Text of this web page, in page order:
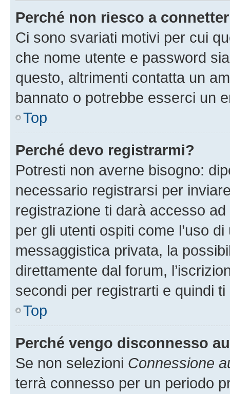
Perché non riesco a
Ci sono svariati motivi per cui
che nome utente e password
questo, altrimenti contatta un
bannato o potrebbe esserci un
Top
Perché devo registrarmi?
Potresti non averne bisogno:
necessario registrarsi per
registrazione ti darà accesso
per gli utenti ospiti come l’uso
messaggistica privata, la
direttamente dal forum,
secondi per registrarti e quindi
Top
Perché vengo disconnesso
Se non selezioni Connessione
terrà connesso per un periodo